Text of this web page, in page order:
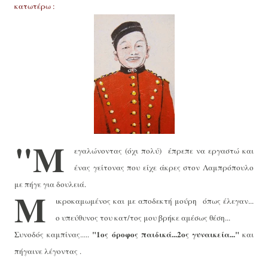
κατωτέρω :
"M
εγαλώνοντας (όχι πολύ) έπρεπε να εργαστώ και
ένας γείτονας που είχε άκρες στον Λαμπρόπουλο
με πήγε για δουλειά.
Μ
ικροκαμωμένος και με αποδεκτή μούρη όπως έλεγαν...
ο υπεύθυνος του κατ/τος μου βρήκε αμέσως θέση...
Συνοδός καμπίνας..... "1ος όροφος παιδικά...2ος γυναικεία..."και
πήγαινε λέγοντας .